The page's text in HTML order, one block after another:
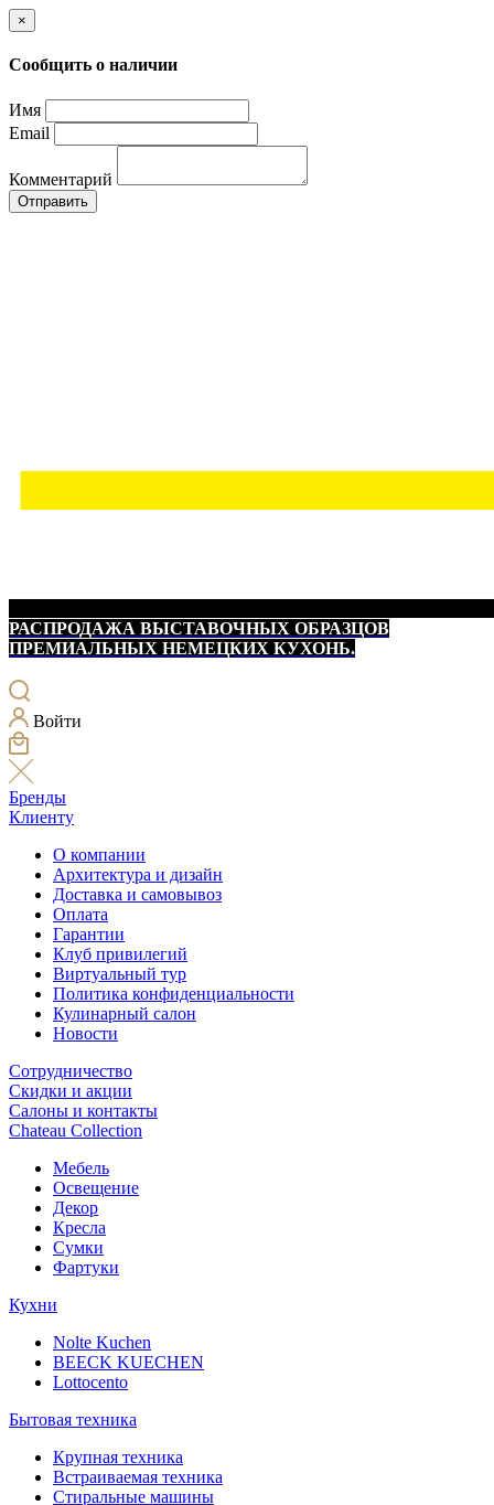
×
Сообщить о наличии
Имя
Email
Комментарий
Отправить
РАСПРОДАЖА ВЫСТАВОЧНЫХ ОБРАЗЦОВ
ПРЕМИАЛЬНЫХ НЕМЕЦКИХ КУХОНЬ.
Войти
Бренды
Клиенту
О компании
Архитектура и дизайн
Доставка и самовывоз
Оплата
Гарантии
Клуб привилегий
Виртуальный тур
Политика конфиденциальности
Кулинарный салон
Новости
Сотрудничество
Скидки и акции
Салоны и контакты
Chateau Collection
Мебель
Освещение
Декор
Кресла
Сумки
Фартуки
Кухни
Nolte Kuchen
BEECK KUECHEN
Lottocento
Бытовая техника
Крупная техника
Встраиваемая техника
Стиральные машины